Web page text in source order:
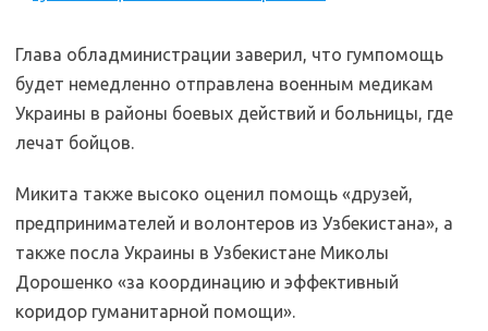
Глава обладминистрации заверил, что гумпомощь
будет немедленно отправлена военным медикам
Украины в районы боевых действий и больницы, где
лечат бойцов.
Микита также высоко оценил помощь «друзей,
предпринимателей и волонтеров из Узбекистана», а
также посла Украины в Узбекистане Миколы
Дорошенко «за координацию и эффективный
коридор гуманитарной помощи».